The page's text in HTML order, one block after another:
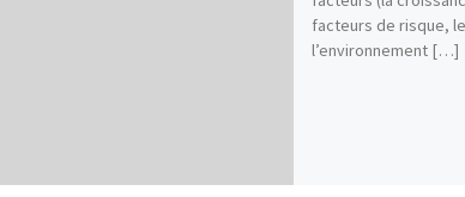
facteurs de risque,
l’environnement […]